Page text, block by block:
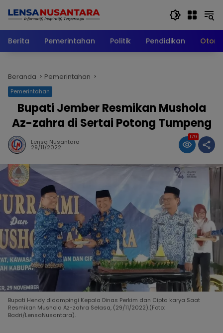
Berita
Pemerintahan Politik Pendidikan
Beranda Pemerintahan
Pemerintahan
Bupati Jember Resmikan Mushola
Az-zahra di Sertai Potong Tumpeng
Lensa Nusantara
29/11/2022
179
Bupati Hendy didampingi Kepala Dinas Perkim dan Cipta karya Saat
Resmikan Mushola Az-zahra Selasa, (29/11/2022).(Foto:
Badri/LensaNusantara).